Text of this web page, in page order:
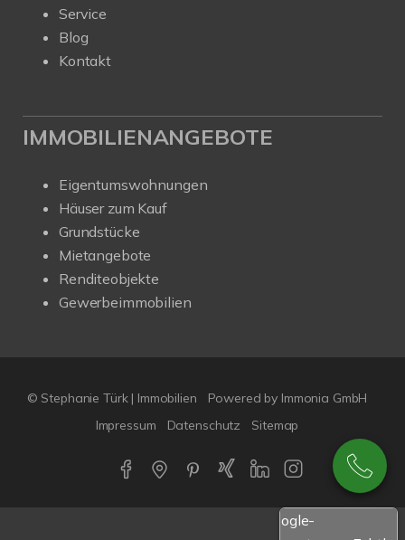
Service
Blog
Kontakt
IMMOBILIENANGEBOTE
Eigentumswohnungen
Häuser zum Kauf
Grundstücke
Mietangebote
Renditeobjekte
Gewerbeimmobilien
© Stephanie Türk | Immobilien
Powered by Immonia GmbH
Impressum
Datenschutz Sitemap
Google-